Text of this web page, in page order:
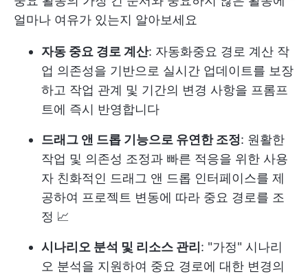
얼마나 여유가 있는지 알아보세요
자동 중요 경로 계산: 자동화중요 경로 계산 작
업 의존성을 기반으로 실시간 업데이트를 보장
하고 작업 관계 및 기간의 변경 사항을 프롬프
트에 즉시 반영합니다
드래그 앤 드롭 기능으로 유연한 조정: 원활한
작업 및 의존성 조정과 빠른 적응을 위한 사용
자 친화적인 드래그 앤 드롭 인터페이스를 제
공하여 프로젝트 변동에 따라 중요 경로를 조
정 📈
시나리오 분석 및 리소스 관리 : "가정" 시나리
오 분석을 지원하여 중요 경로에 대한 변경의